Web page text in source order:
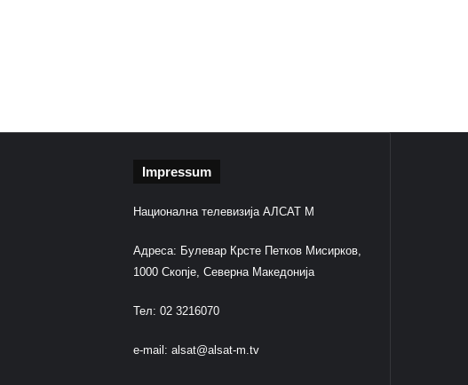
Impressum
Национална телевизија АЛСАТ М
Адреса: Булевар Крсте Петков Мисирков,
1000 Скопје, Северна Македонија
Тел: 02 3216070
e-mail: alsat@alsat-m.tv